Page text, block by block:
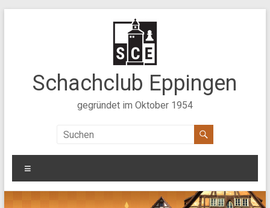
Schachclub Eppingen
gegründet im Oktober 1954